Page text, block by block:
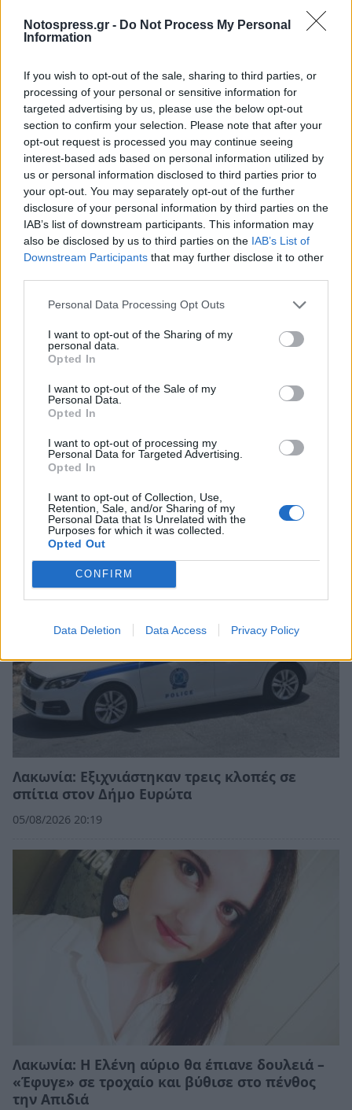
Notospress.gr - Do Not Process My Personal
Information
If you wish to opt-out of the sale, sharing to third parties, or
processing of your personal or sensitive information for
targeted advertising by us, please use the below opt-out
section to confirm your selection. Please note that after your
opt-out request is processed you may continue seeing
interest-based ads based on personal information utilized by
us or personal information disclosed to third parties prior to
your opt-out. You may separately opt-out of the further
disclosure of your personal information by third parties on the
IAB’s list of downstream participants. This information may
also be disclosed by us to third parties on the IAB’s List of
Downstream Participants that may further disclose it to other
Personal Data Processing Opt Outs
I want to opt-out of the Sharing of my
personal data.
Opted In
I want to opt-out of the Sale of my
Personal Data.
Opted In
I want to opt-out of processing my
Personal Data for Targeted Advertising.
Opted In
I want to opt-out of Collection, Use,
Retention, Sale, and/or Sharing of my
Personal Data that Is Unrelated with the
Purposes for which it was collected.
Opted Out
CONFIRM
Data Deletion Data Access Privacy Policy
Λακωνία: Διακοπή ρεύματος σε περιοχές του
Δήμου Ευρώτα
05/08/2026 20:48
Λακωνία: Εκδηλώσεις του ΚΚΕ για τα 80 χρόνια
από την ίδρυση του Δημοκρατικού Στρατού
Ελλάδας
05/08/2026 20:39
Λακωνία: Εξιχνιάστηκαν τρεις κλοπές σε
σπίτια στον Δήμο Ευρώτα
05/08/2026 20:19
Λακωνία: Η Ελένη αύριο θα έπιανε δουλειά –
«Έφυγε» σε τροχαίο και βύθισε στο πένθος
την Απιδιά